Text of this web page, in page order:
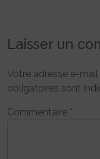
Laisser un
Votre adresse e-
obligatoires sont
Commentaire *